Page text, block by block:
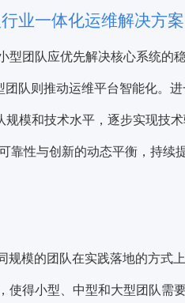
业一体化运维解决方案
型团队应优先解决核心系统的
队则推动运维平台智能化。
规模和技术水平，逐步实现技
性与创新的动态平衡，持续
模的团队在实践落地的方式上
使得小型、中型和大型团队需